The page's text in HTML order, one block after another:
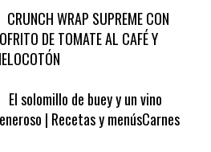
CRUNCH WRAP SUPREME CON
DE TOMATE AL CAFÉ Y
El solomillo de buey y un vino